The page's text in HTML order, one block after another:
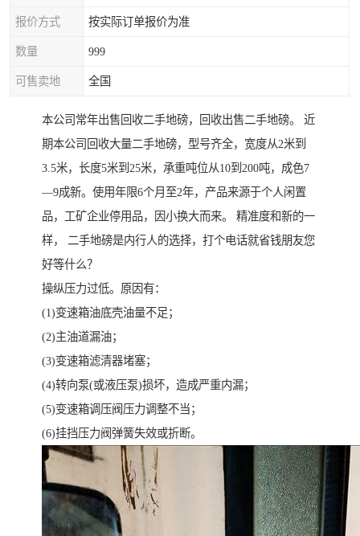
报价方式 按实际订单报价为准
数量 999
可售卖地 全国
本公司常年出售回收二手地磅，回收出售二手地磅。 近
期本公司回收大量二手地磅，型号齐全，宽度从2米到
3.5米，长度5米到25米，承重吨位从10到200吨，成色7
—9成新。使用年限6个月至2年，产品来源于个人闲置
品，工矿企业停用品，因小换大而来。 精准度和新的一
样， 二手地磅是内行人的选择，打个电话就省钱朋友您
好等什么？
操纵压力过低。原因有：
(1)变速箱油底壳油量不足；
(2)主油道漏油；
(3)变速箱滤清器堵塞；
(4)转向泵(或液压泵)损坏，造成严重内漏；
(5)变速箱调压阀压力调整不当；
(6)挂挡压力阀弹簧失效或折断。